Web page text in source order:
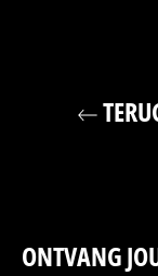
ONTVANG